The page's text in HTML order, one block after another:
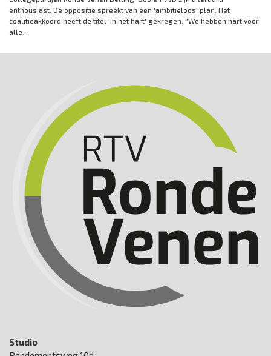
enthousiast. De oppositie spreekt van een 'ambitieloos' plan. Het
coalitieakkoord heeft de titel 'In het hart' gekregen. "We hebben hart voor
alle...
Studio